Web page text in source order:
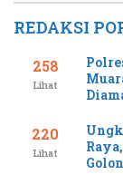
REDAKSI
258
Lihat
220
Lihat